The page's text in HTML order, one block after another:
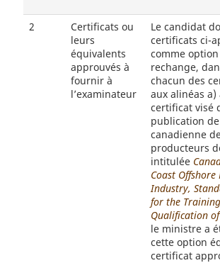
2
Certificats ou
leurs
équivalents
approuvés à
fournir à
l’examinateur
Le candidat
certificats ci-
comme
rechange,
chacun des
aux alinéas a)
certificat visé
publication de
canadienne
producteurs
intitulée
Coast
Industry,
for the
Qualification
le ministre a
cette option
certificat